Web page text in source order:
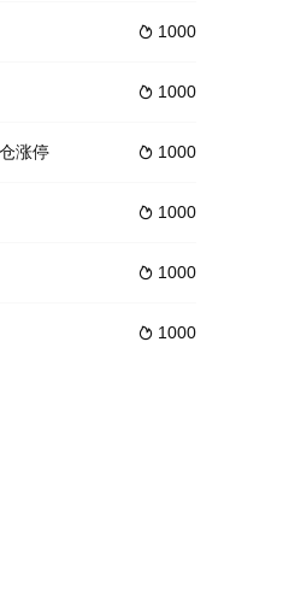
 1000
 1000
 1000
涨停
 1000
 1000
 1000